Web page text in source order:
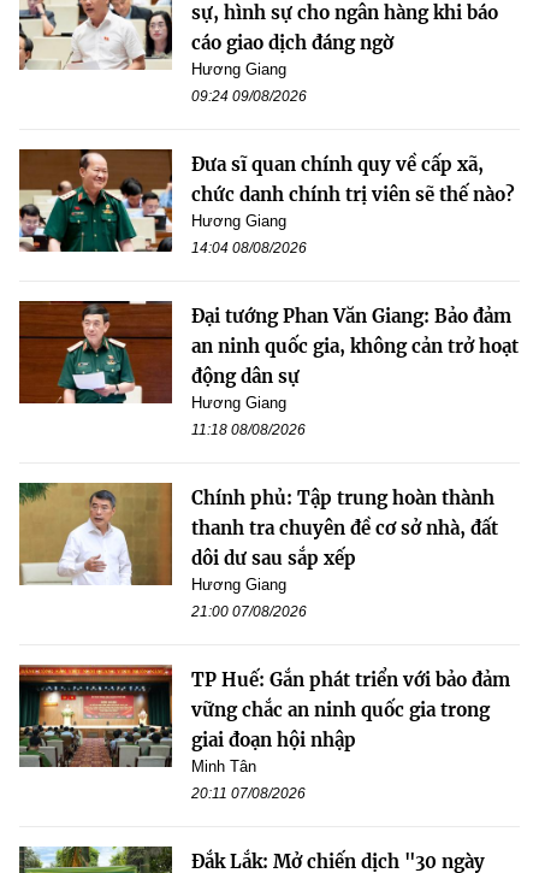
sự, hình sự cho ngân hàng khi báo
cáo giao dịch đáng ngờ
Hương Giang
09:24 09/08/2026
Đưa sĩ quan chính quy về cấp xã,
chức danh chính trị viên sẽ thế nào?
Hương Giang
14:04 08/08/2026
Đại tướng Phan Văn Giang: Bảo đảm
an ninh quốc gia, không cản trở hoạt
động dân sự
Hương Giang
11:18 08/08/2026
Chính phủ: Tập trung hoàn thành
thanh tra chuyên đề cơ sở nhà, đất
dôi dư sau sắp xếp
Hương Giang
21:00 07/08/2026
TP Huế: Gắn phát triển với bảo đảm
vững chắc an ninh quốc gia trong
giai đoạn hội nhập
Minh Tân
20:11 07/08/2026
Đắk Lắk: Mở chiến dịch "30 ngày